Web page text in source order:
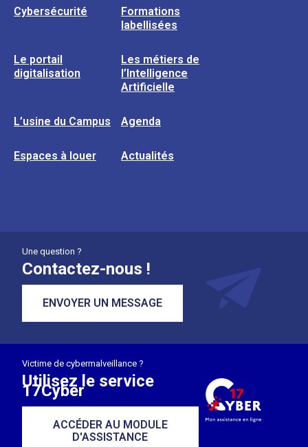
Cybersécurité
Formations
labellisées
Le portail
digitalisation
Les métiers de
l’Intelligence
Artificielle
L’usine du Campus Agenda
Espaces à louer Actualités
Une question ?
Contactez-nous !
ENVOYER UN MESSAGE
Victime de cybermalveillance ?
Utilisez le service
17Cyber
ACCÉDER AU MODULE
D'ASSISTANCE